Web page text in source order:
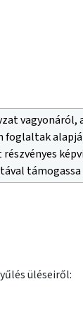
vagyonáról,
foglaltak
üléseiről: